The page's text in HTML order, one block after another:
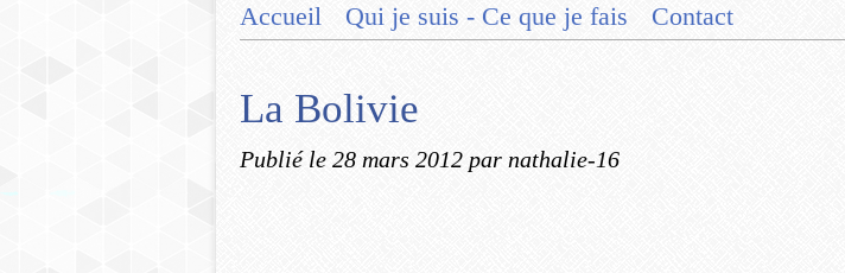
Accueil Qui je suis - Ce que je fais Contact
La Bolivie
Publié le 28 mars 2012 par nathalie-16